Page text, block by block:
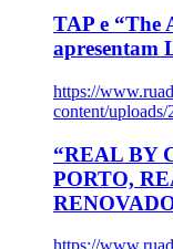
TAP e “The
apresentam
https://
content/
“REAL BY
PORTO,